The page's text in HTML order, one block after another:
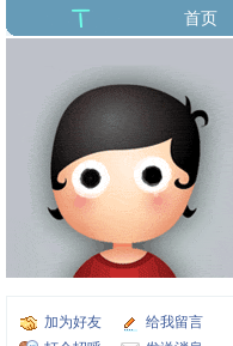
首页
加为好友
给我留言